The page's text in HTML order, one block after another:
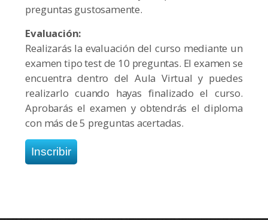
preguntas gustosamente.
Evaluación:
Realizarás la evaluación del curso mediante un
examen tipo test de 10 preguntas. El examen se
encuentra dentro del Aula Virtual y puedes
realizarlo cuando hayas finalizado el curso.
Aprobarás el examen y obtendrás el diploma
con más de 5 preguntas acertadas.